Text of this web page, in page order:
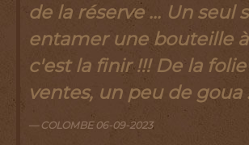
avec vous, et des
qualité, jamais été déçu,
vivement l'année
vous revoir et sûrement
me laisserai tent ...